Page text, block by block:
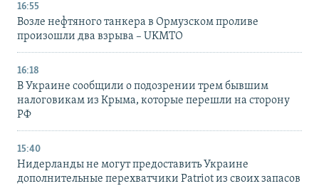
16:55
Возле нефтяного танкера в Ормузском проливе
произошли два взрыва – UKMTO
16:18
В Украине сообщили о подозрении трем бывшим
налоговикам из Крыма, которые перешли на сторону
РФ
15:40
Нидерланды не могут предоставить Украине
дополнительные перехватчики Patriot из своих запасов